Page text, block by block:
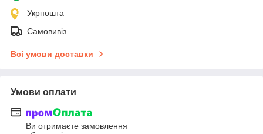
Укрпошта
Самовивіз
Всі умови доставки
Умови оплати
Ви отримаєте замовлення